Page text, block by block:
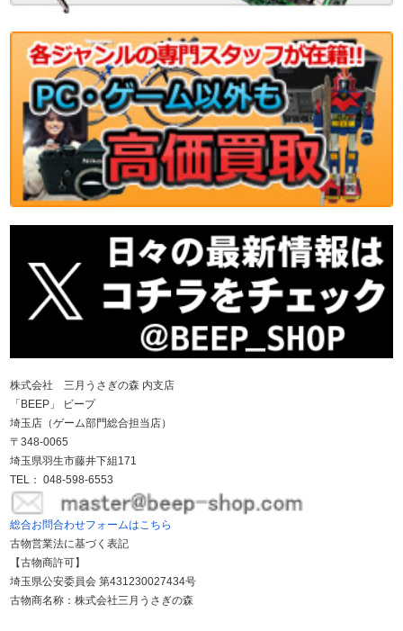
株式会社 三月うさぎの森 内支店
「BEEP」 ビープ
埼玉店（ゲーム部門総合担当店）
〒348-0065
埼玉県羽生市藤井下組171
TEL： 048-598-6553
総合お問合わせフォームはこちら
古物営業法に基づく表記
【古物商許可】
埼玉県公安委員会 第431230027434号
古物商名称：株式会社三月うさぎの森